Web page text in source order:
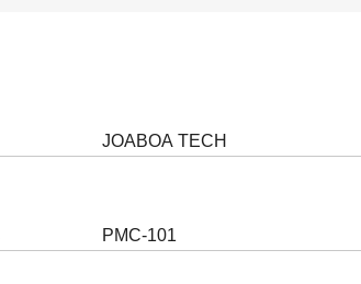
JOABOA TECH
PMC-101